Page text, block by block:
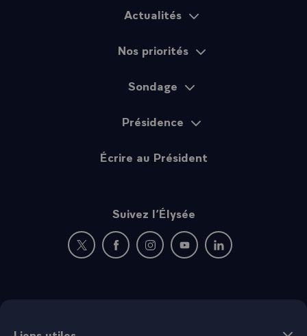
Actualités
Nos priorités
Sondage
Présidence
Écrire au Président
Suivez l’Élysée
Nouvelle fenêtre : rejoignez-nous sur Twitter
Nouvelle fenêtre : rejoignez-nous sur
Nouvelle fenêtre : rejoignez-nous
Nouvelle fenêtre :
Nouvelle fenêtre :